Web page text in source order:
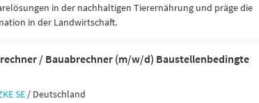
in der nachhaltigen Tierernährung und präge die
in der Landwirtschaft.
/ Bauabrechner (m/w/d) Baustellenbedingte
SE / Deutschland